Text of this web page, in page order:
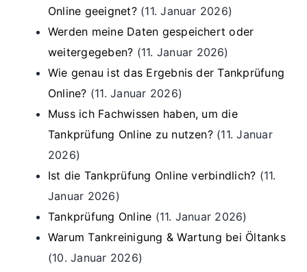
Online geeignet? (11. Januar 2026)
Werden meine Daten gespeichert oder
weitergegeben? (11. Januar 2026)
Wie genau ist das Ergebnis der Tankprüfung
Online? (11. Januar 2026)
Muss ich Fachwissen haben, um die
Tankprüfung Online zu nutzen? (11. Januar
2026)
Ist die Tankprüfung Online verbindlich? (11.
Januar 2026)
Tankprüfung Online (11. Januar 2026)
Warum Tankreinigung & Wartung bei Öltanks
(10. Januar 2026)